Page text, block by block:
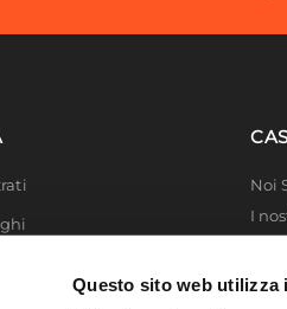
Questo sito web utilizza
Noi
I
MFT